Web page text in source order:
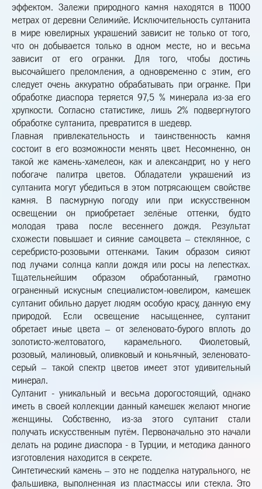
эффектом. Залежи природного камня находятся в 11000
метрах от деревни Селимийе. Исключительность султанита
в мире ювелирных украшений зависит не только от того,
что он добывается только в одном месте, но и весьма
зависит от его огранки. Для того, чтобы достичь
высочайшего преломления, а одновременно с этим, его
следует очень аккуратно обрабатывать при огранке. При
обработке диаспора теряется 97,5 % минерала из-за его
хрупкости. Согласно статистике, лишь 2% подвергнутого
обработке султанита, превратится в шедевр.
Главная привлекательность и таинственность камня
состоит в его возможности менять цвет. Несомненно, он
такой же камень-хамелеон, как и александрит, но у него
побогаче палитра цветов. Обладатели украшений из
султанита могут убедиться в этом потрясающем свойстве
камня. В пасмурную погоду или при искусственном
освещении он приобретает зелёные оттенки, будто
молодая трава после весеннего дождя. Результат
схожести повышает и сияние самоцвета – стеклянное, с
серебристо-розовыми оттенками. Таким образом сияют
под лучами солнца капли дождя или росы на лепестках.
Тщательнейшим образом обработанный, грамотно
ограненный искусным специалистом-ювелиром, камешек
султанит обильно дарует людям особую красу, данную ему
природой. Если освещение насыщеннее, султанит
обретает иные цвета – от зеленовато-бурого вплоть до
золотисто-желтоватого, карамельного. Фиолетовый,
розовый, малиновый, оливковый и коньячный, зеленовато-
серый – такой спектр цветов имеет этот удивительный
минерал.
Султанит - уникальный и весьма дорогостоящий, однако
иметь в своей коллекции данный камешек желают многие
женщины. Собственно, из-за этого султанит стали
получать искусственным путём. Первоначально это начали
делать на родине диаспора - в Турции, и методика данного
изготовления находится в секрете.
Синтетический камень – это не подделка натурального, не
фальшивка, выполненная из пластмассы или стекла. Это